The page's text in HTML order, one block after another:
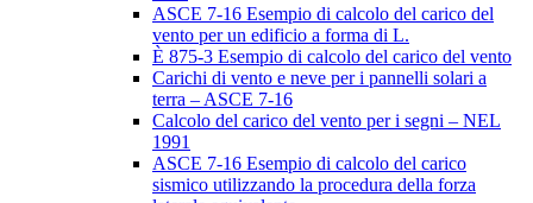
ASCE 7-16 Esempio di calcolo del carico del
vento per un edificio a forma di L.
È 875-3 Esempio di calcolo del carico del vento
Carichi di vento e neve per i pannelli solari a
terra – ASCE 7-16
Calcolo del carico del vento per i segni – NEL
1991
ASCE 7-16 Esempio di calcolo del carico
sismico utilizzando la procedura della forza